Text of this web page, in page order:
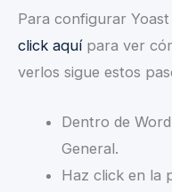
Para configurar
click aquípara ver
verlos sigue estos
Dentro de
General.
Haz click en la